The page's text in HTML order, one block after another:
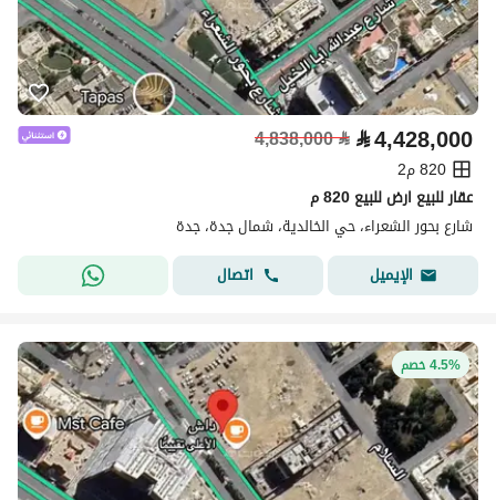
⃁4,428,000
⃁
4,838,000
820 م2
عقار للبيع ارض للبيع 820 م
شارع بحور الشعراء، حي الخالدية، شمال جدة، جدة
الإيميل
اتصال
4.5% خصم